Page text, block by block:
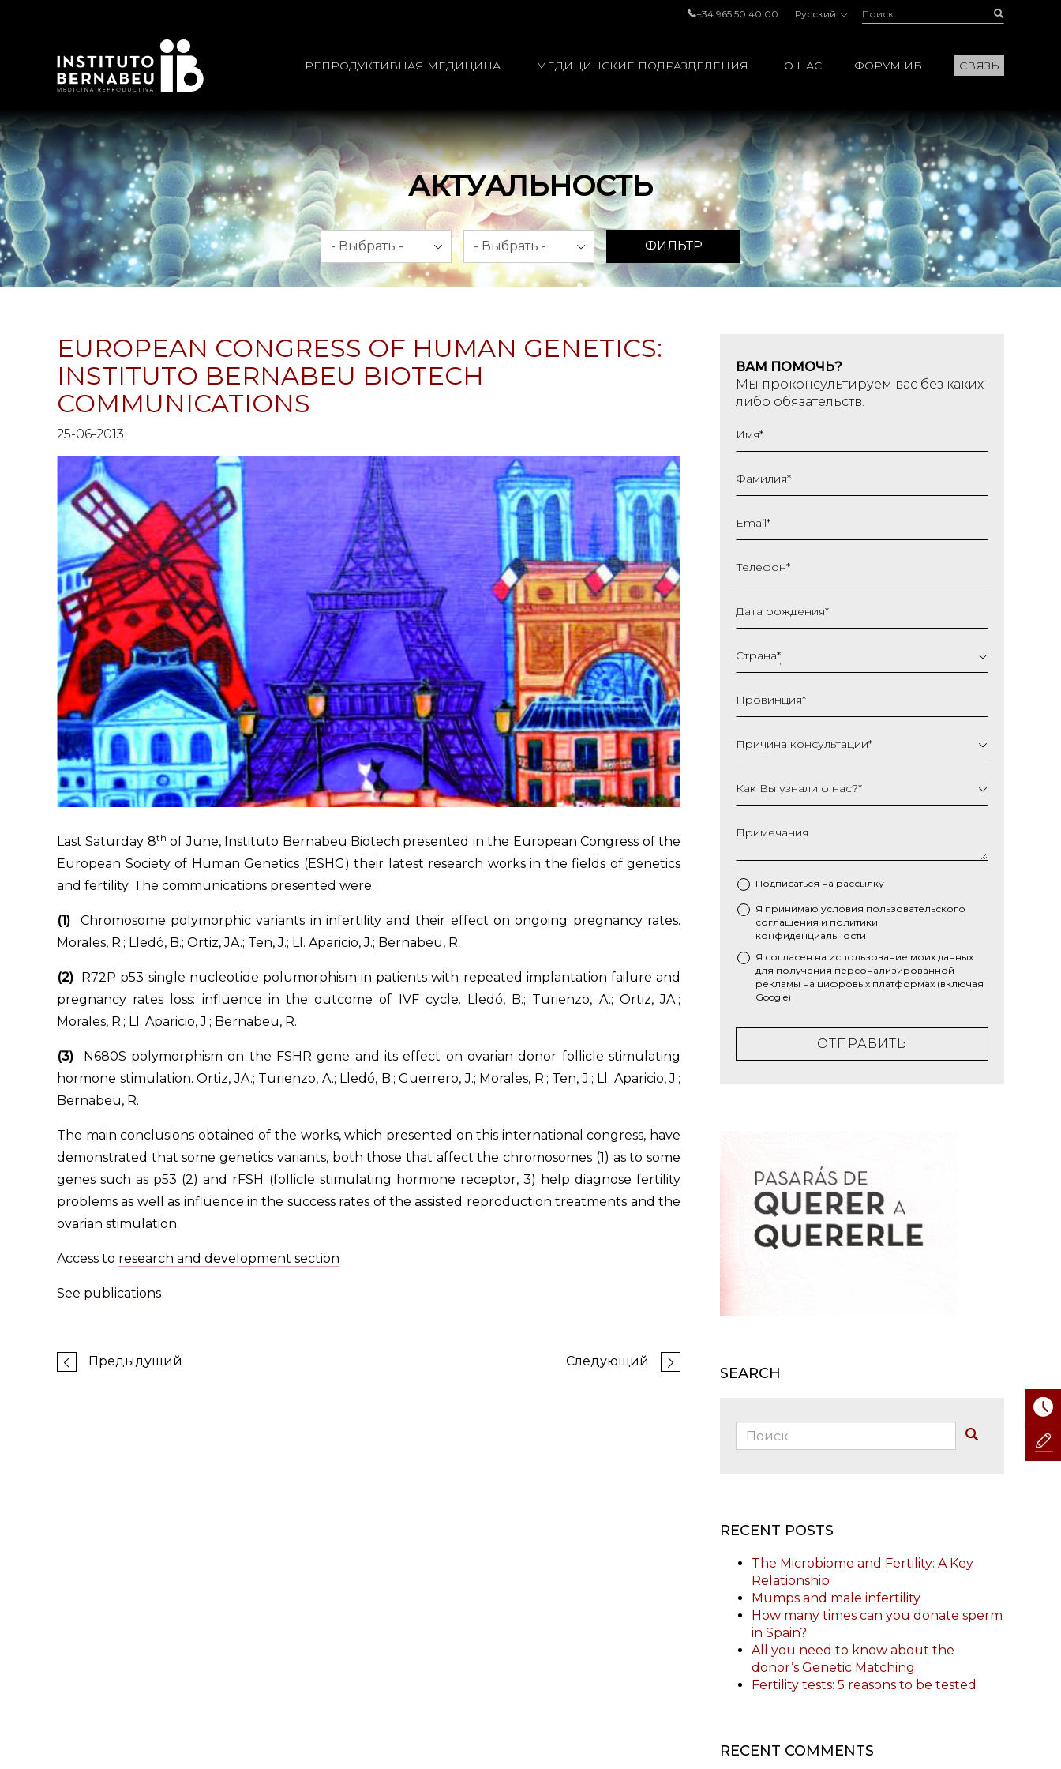
+34 965 50 40 00 Русский Поиск:
РЕПРОДУКТИВНАЯ МЕДИЦИНА МЕДИЦИНСКИЕ ПОДРАЗДЕЛЕНИЯ О НАС ФОРУМ ИБ СВЯЗЬ
АКТУАЛЬНОСТЬ
Месяц Год
ФИЛЬТР
EUROPEAN CONGRESS OF HUMAN GENETICS:
INSTITUTO BERNABEU BIOTECH
COMMUNICATIONS
25-06-2013
Last Saturday 8th of June, Instituto Bernabeu Biotech presented in the European Congress of the
European Society of Human Genetics (ESHG) their latest research works in the fields of genetics
and fertility. The communications presented were:
(1) Chromosome polymorphic variants in infertility and their effect on ongoing pregnancy rates.
Morales, R.; Lledó, B.; Ortiz, JA.; Ten, J.; Ll. Aparicio, J.; Bernabeu, R.
(2) R72P p53 single nucleotide polumorphism in patients with repeated implantation failure and
pregnancy rates loss: influence in the outcome of IVF cycle. Lledó, B.; Turienzo, A.; Ortiz, JA.;
Morales, R.; Ll. Aparicio, J.; Bernabeu, R.
(3) N680S polymorphism on the FSHR gene and its effect on ovarian donor follicle stimulating
hormone stimulation. Ortiz, JA.; Turienzo, A.; Lledó, B.; Guerrero, J.; Morales, R.; Ten, J.; Ll. Aparicio, J.;
Bernabeu, R.
The main conclusions obtained of the works, which presented on this international congress, have
demonstrated that some genetics variants, both those that affect the chromosomes (1) as to some
genes such as p53 (2) and rFSH (follicle stimulating hormone receptor, 3) help diagnose fertility
problems as well as influence in the success rates of the assisted reproduction treatments and the
ovarian stimulation.
Access to research and development section
See publications
Предыдущий Следующий
ВАМ ПОМОЧЬ?
Мы проконсультируем вас без каких-
либо обязательств.
Имя*
Фамилия*
Email*
Телефон*
Дата рождения*
слеш
ММ
ГГГГ
Страна*
Провинция*
Причина консультации*
Как Вы узнали о нас?*
Примечания
Подписаться на рассылку
* Я принимаю условия пользовательского
соглашения и политики
конфиденциальности
Я согласен на использование моих данных
для получения персонализированной
рекламы на цифровых платформах (включая
Google)
ОТПРАВИТЬ
SEARCH
Поиск:
RECENT POSTS
The Microbiome and Fertility: A Key
Relationship
Mumps and male infertility
How many times can you donate sperm
in Spain?
All you need to know about the
donor’s Genetic Matching
Fertility tests: 5 reasons to be tested
RECENT COMMENTS